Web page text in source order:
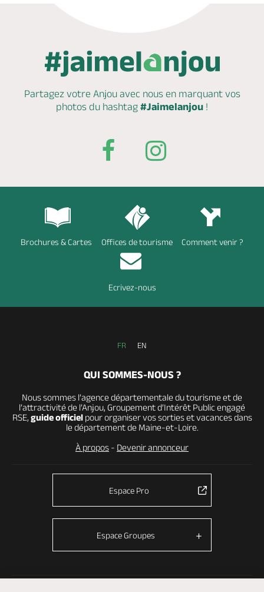
Partagez votre Anjou avec nous en marquantvos
photos du hashtag #Jaimelanjou !
Brochures & Cartes Offices de tourisme Comment venir ?
Ecrivez-nous
FR EN
QUI SOMMES-NOUS ?
Nous sommes l’agence départementale du tourisme et de
l’attractivité de l’Anjou, Groupement d’Intérêt Public engagé
RSE, guide officielpour organiser vos sorties et vacances dans
le département de Maine-et-Loire.
À propos - Devenir annonceur
Espace Pro
Espace Groupes